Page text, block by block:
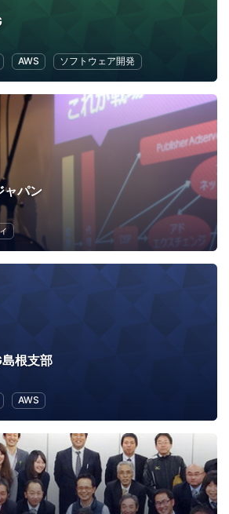
AWS ソフトウェア開発
ャパン
根支部
AWS